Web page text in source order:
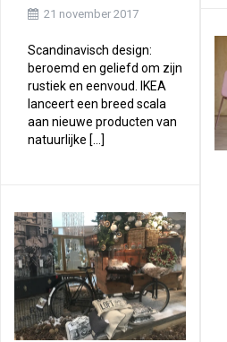
21 november 2017
Scandinavisch design:
beroemd en geliefd om zijn
rustiek en eenvoud. IKEA
lanceert een breed scala
aan nieuwe producten van
natuurlijke […]